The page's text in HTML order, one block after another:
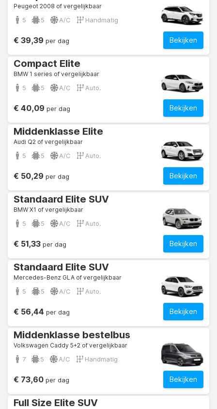
Peugeot 2008 of vergelijkbaar
5 5 A/C Handmatig
Bekijken
€ 39,39 per dag
Compact Elite
BMW 1 series of vergelijkbaar
5 5 A/C Auto.
Bekijken
€ 40,09 per dag
Middenklasse Elite
Audi Q2 of vergelijkbaar
5 5 A/C Auto.
Bekijken
€ 50,29 per dag
Standaard Elite SUV
BMW X1 of vergelijkbaar
5 5 A/C Auto.
Bekijken
€ 51,33 per dag
Standaard Elite SUV
Mercedes-Benz GLA of vergelijkbaar
5 5 A/C Auto.
Bekijken
€ 56,44 per dag
Middenklasse bestelbus
Volkswagen Caddy 5+2 of vergelijkbaar
7 5 A/C Handmatig
Bekijken
€ 73,60 per dag
Full Size Elite SUV